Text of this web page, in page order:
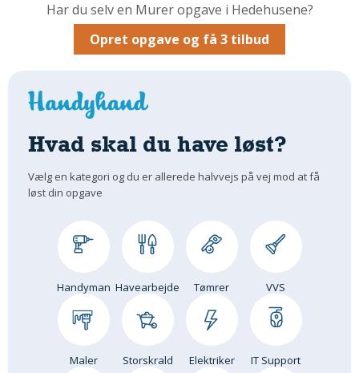
GLARMESTER
Udskiftning Og Montage
HANDYMAN
Kemi
Båd
Beplantning
Skadedyr
Om Værktøj
RENGØRING
Har du selv en Murer opgave i Hedehusene?
Opret opgave og få 3 tilbud
Hvad skal du have løst?
Vælg en kategori og du er allerede halvvejs på vej mod at få
løst din opgave
Handyman Havearbejde Tømrer VVS
Maler Storskrald Elektriker IT Support